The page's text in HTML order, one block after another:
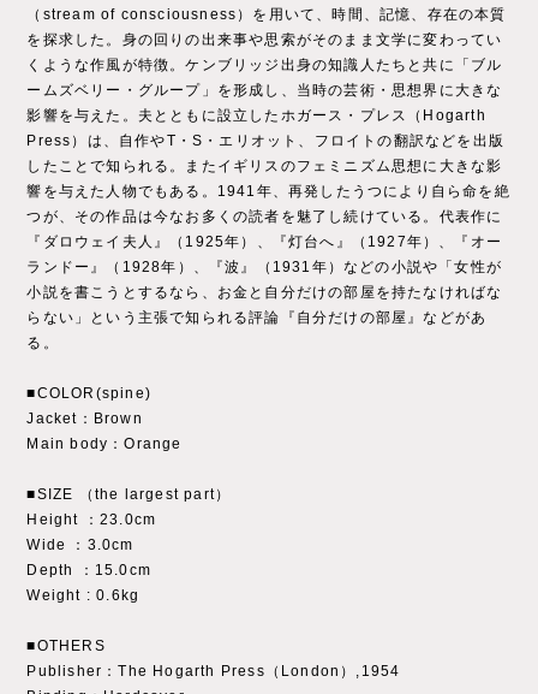
（stream of consciousness）を用いて、時間、記憶、存在の本質
を探求した。身の回りの出来事や思索がそのまま文学に変わってい
くような作風が特徴。ケンブリッジ出身の知識人たちと共に「ブル
ームズベリー・グループ」を形成し、当時の芸術・思想界に大きな
影響を与えた。夫とともに設立したホガース・プレス（Hogarth
Press）は、自作やT・S・エリオット、フロイトの翻訳などを出版
したことで知られる。またイギリスのフェミニズム思想に大きな影
響を与えた人物でもある。1941年、再発したうつにより自ら命を絶
つが、その作品は今なお多くの読者を魅了し続けている。代表作に
『ダロウェイ夫人』（1925年）、『灯台へ』（1927年）、『オー
ランドー』（1928年）、『波』（1931年）などの小説や「女性が
小説を書こうとするなら、お金と自分だけの部屋を持たなければな
らない」という主張で知られる評論『自分だけの部屋』などがあ
る。
■COLOR(spine)
Jacket：Brown
Main body：Orange
■SIZE （the largest part）
Height ：23.0cm
Wide ：3.0cm
Depth ：15.0cm
Weight : 0.6kg
■OTHERS
Publisher：The Hogarth Press（London）,1954